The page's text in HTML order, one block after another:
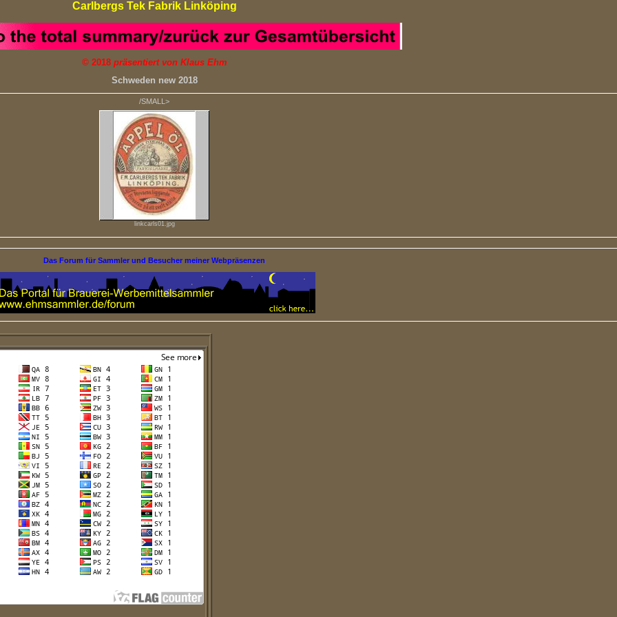
Carlbergs Tek Fabrik Linköping
© 2018 präsentiert von Klaus Ehm
Schweden new 2018
/SMALL>
linkcarls01.jpg
Das Forum für Sammler und Besucher meiner Webpräsenzen